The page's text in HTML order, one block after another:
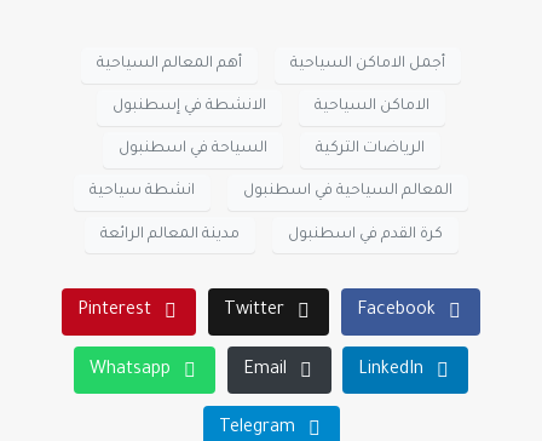
أجمل الاماكن السياحية أهم المعالم السياحية
الاماكن السياحية الانشطة في إسطنبول
الرياضات التركية السياحة في اسطنبول
المعالم السياحية في اسطنبول انشطة سياحية
كرة القدم في اسطنبول مدينة المعالم الرائعة
Facebook
Twitter
Pinterest
LinkedIn
Email
Whatsapp
Telegram